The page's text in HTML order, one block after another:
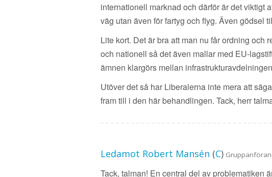
internationell marknad och därför är det viktigt
väg utan även för fartyg och flyg. Även gödsel
Lite kort. Det är bra att man nu får ordning
och nationell så det även mallar med EU-
ämnen klargörs mellan
Utöver det så har Liberalerna inte mera att
fram till i den här behandlingen. Tack, herr
Ledamot Robert Mansén (C)
Tack, talman! En central del av problematiken